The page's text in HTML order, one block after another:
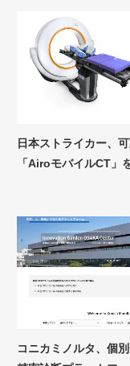
日本ストライカー、
「AiroモバイルCT」
コニカミノルタ、個